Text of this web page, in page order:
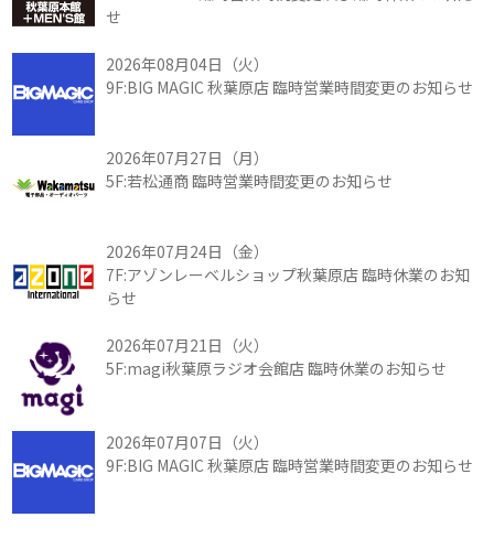
せ
2026年08月04日（火）
9F:BIG MAGIC 秋葉原店 臨時営業時間変更のお知らせ
2026年07月27日（月）
5F:若松通商 臨時営業時間変更のお知らせ
2026年07月24日（金）
7F:アゾンレーベルショップ秋葉原店 臨時休業のお知
らせ
2026年07月21日（火）
5F:magi秋葉原ラジオ会館店 臨時休業のお知らせ
2026年07月07日（火）
9F:BIG MAGIC 秋葉原店 臨時営業時間変更のお知らせ